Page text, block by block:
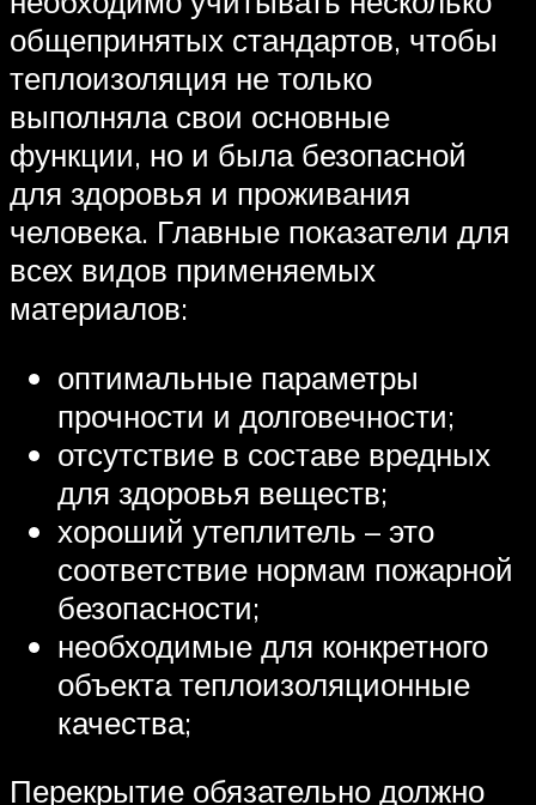
общепринятых стандартов, чтобы
теплоизоляция не только
выполняла свои основные
функции, но и была безопасной
для здоровья и проживания
человека. Главные показатели для
всех видов применяемых
материалов:
оптимальные параметры
прочности и долговечности;
отсутствие в составе вредных
для здоровья веществ;
хороший утеплитель – это
соответствие нормам пожарной
безопасности;
необходимые для конкретного
объекта теплоизоляционные
качества;
Перекрытие обязательно должно